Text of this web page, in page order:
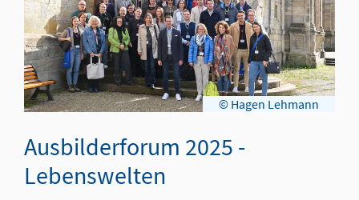
© Hagen Lehmann
Ausbilderforum 2025 -
Lebenswelten